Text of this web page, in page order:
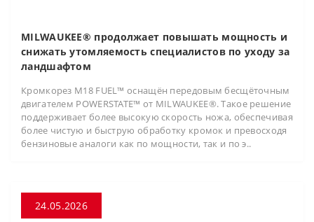
MILWAUKEE® продолжает повышать мощность и
снижать утомляемость специалистов по уходу за
ландшафтом
Кромкорез M18 FUEL™ оснащён передовым бесщёточным
двигателем POWERSTATE™ от MILWAUKEE®. Такое решение
поддерживает более высокую скорость ножа, обеспечивая
более чистую и быструю обработку кромок и превосходя
бензиновые аналоги как по мощности, так и по э..
24.05.2026